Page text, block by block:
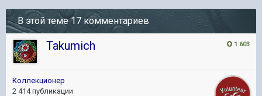
В этой теме 17 комментариев
1 603
Takumich
Коллекционер
2 414 публикации